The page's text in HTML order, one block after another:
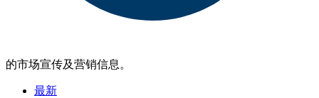
的市场宣传及营销信息。
最新